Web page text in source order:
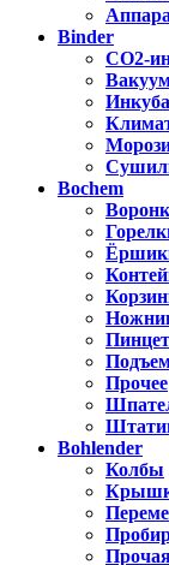
Binder
CO2-
Bochem
Прочее
Bohlender
Колбы